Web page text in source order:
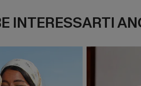
INTERESSARTI